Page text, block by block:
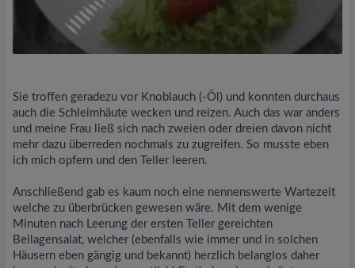
Sie troffen geradezu vor Knoblauch (-Öl) und konnten durchaus
auch die Schleimhäute wecken und reizen. Auch das war anders
und meine Frau ließ sich nach zweien oder dreien davon nicht
mehr dazu überreden nochmals zu zugreifen. So musste eben
ich mich opfern und den Teller leeren.
Anschließend gab es kaum noch eine nennenswerte Wartezeit
welche zu überbrücken gewesen wäre. Mit dem wenige
Minuten nach Leerung der ersten Teller gereichten
Beilagensalat, welcher (ebenfalls wie immer und in solchen
Häusern eben gängig und bekannt) herzlich belanglos daher